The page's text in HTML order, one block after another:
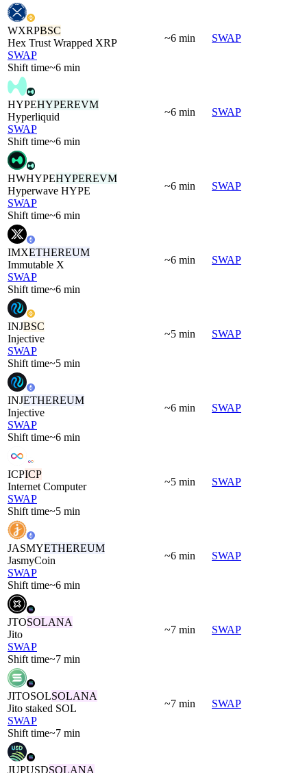
WXRPBSC
Hex Trust Wrapped XRP
SWAP
Shift time~6 min
~6 min SWAP
HYPEHYPEREVM
Hyperliquid
SWAP
Shift time~6 min
~6 min SWAP
HWHYPEHYPEREVM
Hyperwave HYPE
SWAP
Shift time~6 min
~6 min SWAP
IMXETHEREUM
Immutable X
SWAP
Shift time~6 min
~6 min SWAP
INJBSC
Injective
SWAP
Shift time~5 min
~5 min SWAP
INJETHEREUM
Injective
SWAP
Shift time~6 min
~6 min SWAP
ICPICP
Internet Computer
SWAP
Shift time~5 min
~5 min SWAP
JASMYETHEREUM
JasmyCoin
SWAP
Shift time~6 min
~6 min SWAP
JTOSOLANA
Jito
SWAP
Shift time~7 min
~7 min SWAP
JITOSOLSOLANA
Jito staked SOL
SWAP
Shift time~7 min
~7 min SWAP
JUPUSDSOLANA